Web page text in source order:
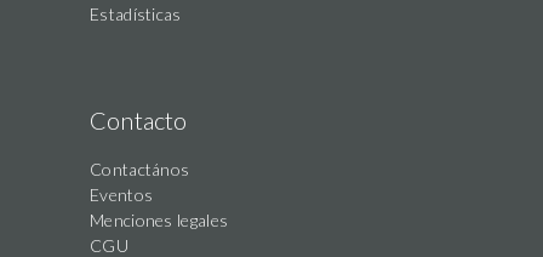
Estadísticas
Contacto
Contactános
Eventos
Menciones legales
CGU